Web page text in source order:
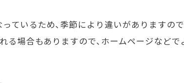
ているため、季節により違いがありますので
る場合もありますので、ホームページなどで